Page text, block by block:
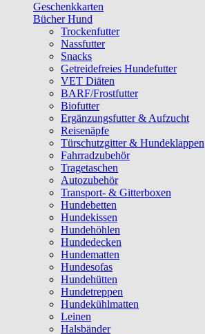
Geschenkkarten
Bücher Hund
Trockenfutter
Nassfutter
Snacks
Getreidefreies Hundefutter
VET Diäten
BARF/Frostfutter
Biofutter
Ergänzungsfutter & Aufzucht
Reisenäpfe
Türschutzgitter & Hundeklappen
Fahrradzubehör
Tragetaschen
Autozubehör
Transport- & Gitterboxen
Hundebetten
Hundekissen
Hundehöhlen
Hundedecken
Hundematten
Hundesofas
Hundehütten
Hundetreppen
Hundekühlmatten
Leinen
Halsbänder